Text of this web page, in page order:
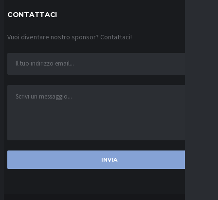
CONTATTACI
Vuoi diventare nostro sponsor? Contattaci!